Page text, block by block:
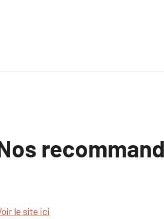
le site ici